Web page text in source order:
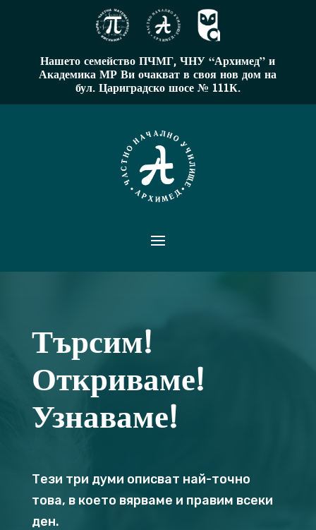
Нашето семейство ПЧМГ, ЧНУ “Архимед” и
Академика МР Ви очакват в своя нов дом на
бул. Цариградско шосе № 111К.
Търсим!
Откриваме!
Узнаваме!
Тези три думи описват най-точно
това, в което вярваме и правим всеки
ден.